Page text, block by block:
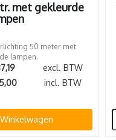
met gekleurde
50 meter met
lampen.
excl. BTW
incl. BTW